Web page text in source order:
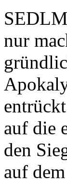
nur
auf die
den
auf